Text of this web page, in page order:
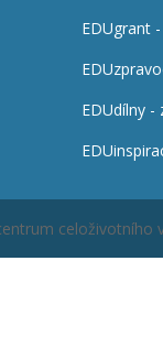
EDUgrant
EDUdílny -
celoživotního